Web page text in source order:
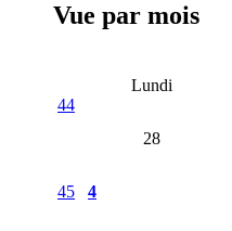
Vue par mois
Lundi
44
28
45 4